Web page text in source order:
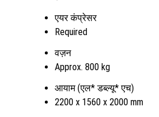
एयर कंप्रेसर
Required
वज़न
Approx. 800 kg
आयाम (एल* डब्ल्यू* एच)
2200 x 1560 x 2000 mm